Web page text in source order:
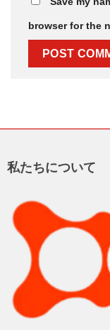
browser for the
私たちについて